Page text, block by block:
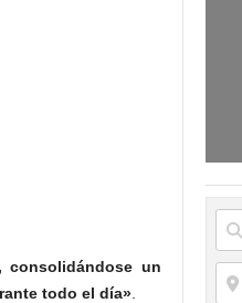
consolidándose un
todo el día».